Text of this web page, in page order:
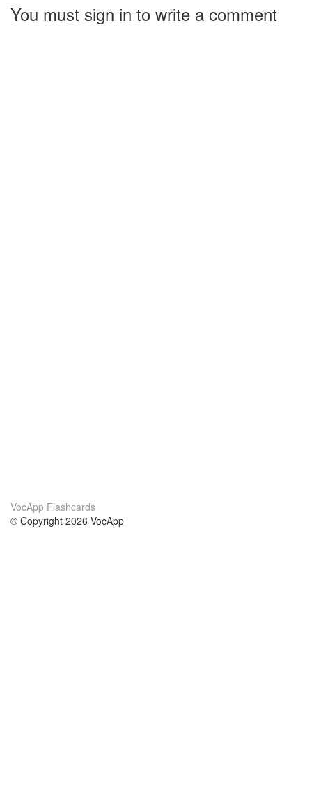
You must sign in to write a comment
VocApp Flashcards
© Copyright 2026 VocApp